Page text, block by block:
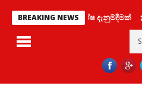
BREAKING NEWSවිශේෂ දැනුම්දීමක්